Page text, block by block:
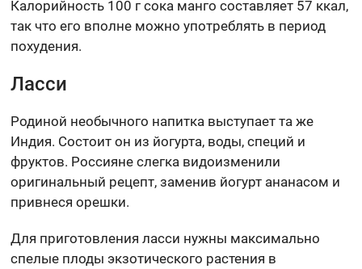
Калорийность 100 г сока манго составляет 57 ккал,
так что его вполне можно употреблять в период
похудения.
Ласси
Родиной необычного напитка выступает та же
Индия. Состоит он из йогурта, воды, специй и
фруктов. Россияне слегка видоизменили
оригинальный рецепт, заменив йогурт ананасом и
привнеся орешки.
Для приготовления ласси нужны максимально
спелые плоды экзотического растения в